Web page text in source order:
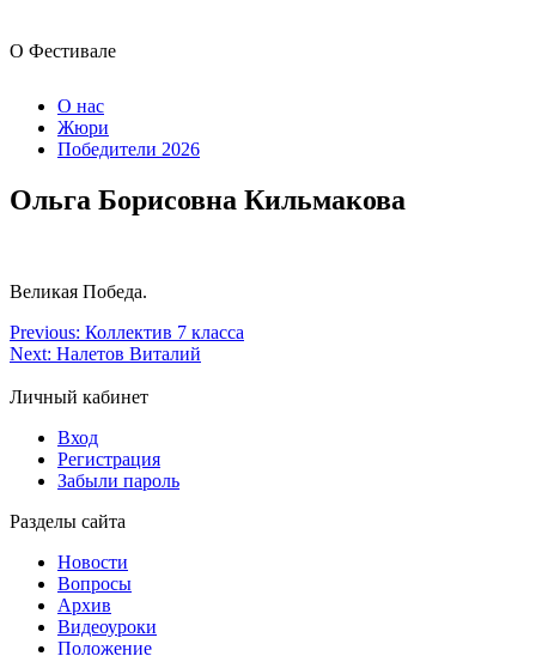
О Фестивале
О нас
Жюри
Победители 2026
Ольга Борисовна Кильмакова
Великая Победа.
Previous: Коллектив 7 класса
Next: Налетов Виталий
Личный кабинет
Вход
Регистрация
Забыли пароль
Разделы сайта
Новости
Вопросы
Архив
Видеоуроки
Положение